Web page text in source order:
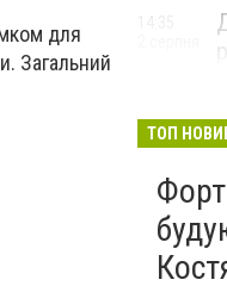
для
Загальний
ТОП